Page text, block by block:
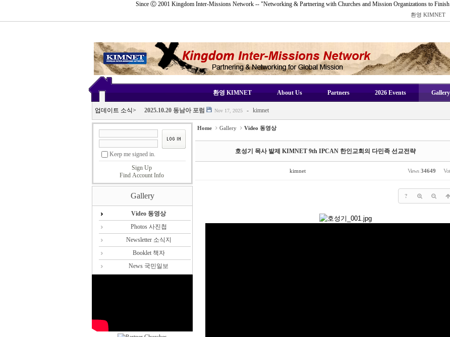
Since Ⓒ 2001 Kingdom Inter-Missions Network -- "Networking & Partnering with Churches and Mission Organizations to
환영 KIMNET
환영 KIMNET About Us Partners 2026 Events Gallery
업데이트 소식>
삼임대표 취임사 Nov 24, 2025 - kimnet
2025.10.20 동남아 포럼
Nov 17, 2025 - kimnet
2025 국선지포 및 총회 IMLF
2025. 10.20-23 동남아 포럼
삼임대표 취임사
- kimnet
2025 11.11 IMLF 총회
Nov 18, 2025 - kimnet
2025.10.20 동남아 포럼
2025 국선지포 및 총회 IMLF
2025. 10.20-23 동남아 포럼
Keep me signed in.
Sign Up
Find Account Info
Gallery
Video 동영상
Photos 사진첩
Newsletter 소식지
Booklet 책자
News 국민일보
Home Gallery Video 동영상
호성기 목사 발제 KIMNET 9th IPCAN 한인교회의 다민족 선교전략
kimnet Views 34649
?
Sketchbook5, 스케치북5
Sketchbook5, 스케치북5
Sketchbook5, 스케치북5
Sketchbook5, 스케치북5